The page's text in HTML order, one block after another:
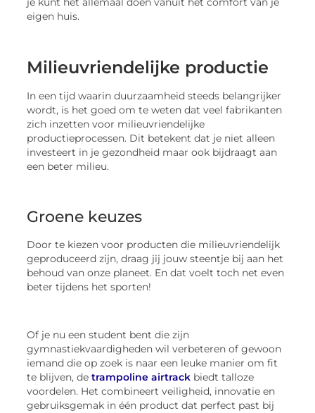
eigen huis.
Milieuvriendelijke productie
In een tijd waarin duurzaamheid steeds belangrijker
wordt, is het goed om te weten dat veel fabrikanten
zich inzetten voor milieuvriendelijke
productieprocessen. Dit betekent dat je niet alleen
investeert in je gezondheid maar ook bijdraagt aan
een beter milieu.
Groene keuzes
Door te kiezen voor producten die milieuvriendelijk
geproduceerd zijn, draag jij jouw steentje bij aan het
behoud van onze planeet. En dat voelt toch net even
beter tijdens het sporten!
Of je nu een student bent die zijn
gymnastiekvaardigheden wil verbeteren of gewoon
iemand die op zoek is naar een leuke manier om fit
te blijven, detrampoline airtrack biedt talloze
voordelen. Het combineert veiligheid, innovatie en
gebruiksgemak in één product dat perfect past bij